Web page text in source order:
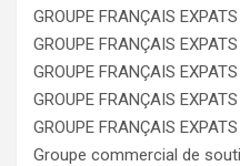
GROUPE FRANÇAIS
GROUPE FRANÇAIS
GROUPE FRANÇAIS
GROUPE FRANÇAIS
GROUPE FRANÇAIS
Groupe commercial de